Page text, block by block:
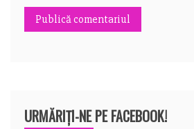
URMĂRIȚI-NE PE FACEBOOK!